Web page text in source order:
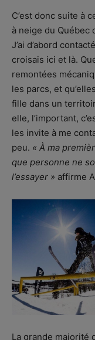
C’est donc suite à
à neige du Québec
J’ai d’abord
croisais ici et là.
remontées
les parcs, et
fille dans un
elle, l’important,
les invite à me
peu. « À ma
que personne ne
l’essayer » affirme
La grande majorité